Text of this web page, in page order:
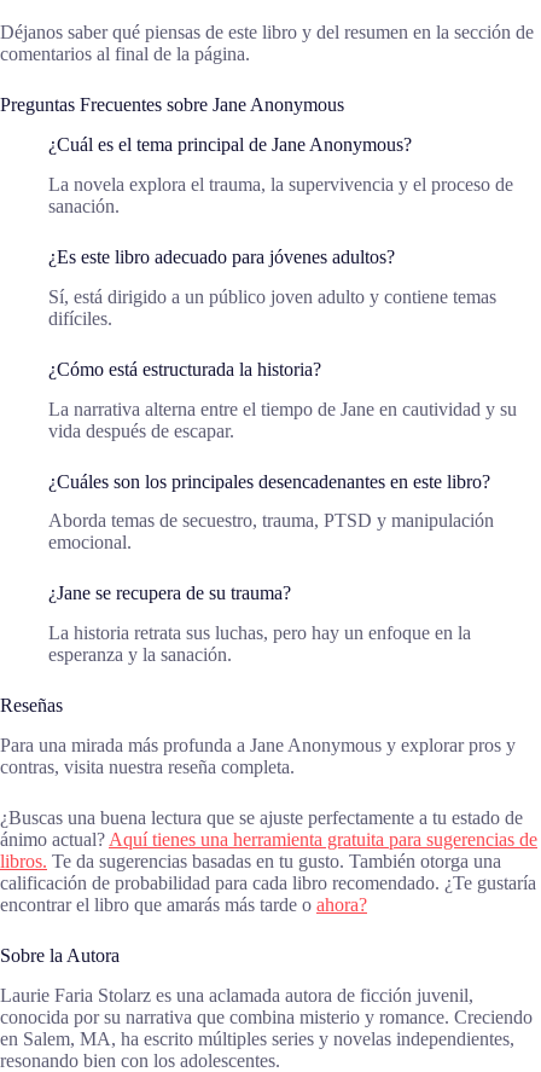
Déjanos saber qué piensas de este libro y del resumen en la sección de
comentarios al final de la página.
Preguntas Frecuentes sobre Jane Anonymous
¿Cuál es el tema principal de Jane Anonymous?
La novela explora el trauma, la supervivencia y el proceso de
sanación.
¿Es este libro adecuado para jóvenes adultos?
Sí, está dirigido a un público joven adulto y contiene temas
difíciles.
¿Cómo está estructurada la historia?
La narrativa alterna entre el tiempo de Jane en cautividad y su
vida después de escapar.
¿Cuáles son los principales desencadenantes en este libro?
Aborda temas de secuestro, trauma, PTSD y manipulación
emocional.
¿Jane se recupera de su trauma?
La historia retrata sus luchas, pero hay un enfoque en la
esperanza y la sanación.
Reseñas
Para una mirada más profunda a Jane Anonymous y explorar pros y
contras, visita nuestra reseña completa.
¿Buscas una buena lectura que se ajuste perfectamente a tu estado de
ánimo actual? Aquí tienes una herramienta gratuita para sugerencias de
libros. Te da sugerencias basadas en tu gusto. También otorga una
calificación de probabilidad para cada libro recomendado. ¿Te gustaría
encontrar el libro que amarás más tarde o ahora?
Sobre la Autora
Laurie Faria Stolarz es una aclamada autora de ficción juvenil,
conocida por su narrativa que combina misterio y romance. Creciendo
en Salem, MA, ha escrito múltiples series y novelas independientes,
resonando bien con los adolescentes.